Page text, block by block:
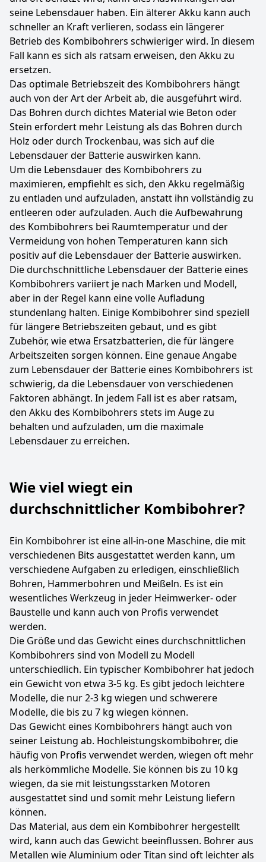
seine Lebensdauer haben. Ein älterer Akku kann auch
schneller an Kraft verlieren, sodass ein längerer
Betrieb des Kombibohrers schwieriger wird. In diesem
Fall kann es sich als ratsam erweisen, den Akku zu
ersetzen.
Das optimale Betriebszeit des Kombibohrers hängt
auch von der Art der Arbeit ab, die ausgeführt wird.
Das Bohren durch dichtes Material wie Beton oder
Stein erfordert mehr Leistung als das Bohren durch
Holz oder durch Trockenbau, was sich auf die
Lebensdauer der Batterie auswirken kann.
Um die Lebensdauer des Kombibohrers zu
maximieren, empfiehlt es sich, den Akku regelmäßig
zu entladen und aufzuladen, anstatt ihn vollständig zu
entleeren oder aufzuladen. Auch die Aufbewahrung
des Kombibohrers bei Raumtemperatur und der
Vermeidung von hohen Temperaturen kann sich
positiv auf die Lebensdauer der Batterie auswirken.
Die durchschnittliche Lebensdauer der Batterie eines
Kombibohrers variiert je nach Marken und Modell,
aber in der Regel kann eine volle Aufladung
stundenlang halten. Einige Kombibohrer sind speziell
für längere Betriebszeiten gebaut, und es gibt
Zubehör, wie etwa Ersatzbatterien, die für längere
Arbeitszeiten sorgen können. Eine genaue Angabe
zum Lebensdauer der Batterie eines Kombibohrers ist
schwierig, da die Lebensdauer von verschiedenen
Faktoren abhängt. In jedem Fall ist es aber ratsam,
den Akku des Kombibohrers stets im Auge zu
behalten und aufzuladen, um die maximale
Lebensdauer zu erreichen.
Wie viel wiegt ein
durchschnittlicher Kombibohrer?
Ein Kombibohrer ist eine all-in-one Maschine, die mit
verschiedenen Bits ausgestattet werden kann, um
verschiedene Aufgaben zu erledigen, einschließlich
Bohren, Hammerbohren und Meißeln. Es ist ein
wesentliches Werkzeug in jeder Heimwerker- oder
Baustelle und kann auch von Profis verwendet
werden.
Die Größe und das Gewicht eines durchschnittlichen
Kombibohrers sind von Modell zu Modell
unterschiedlich. Ein typischer Kombibohrer hat jedoch
ein Gewicht von etwa 3-5 kg. Es gibt jedoch leichtere
Modelle, die nur 2-3 kg wiegen und schwerere
Modelle, die bis zu 7 kg wiegen können.
Das Gewicht eines Kombibohrers hängt auch von
seiner Leistung ab. Hochleistungskombibohrer, die
häufig von Profis verwendet werden, wiegen oft mehr
als herkömmliche Modelle. Sie können bis zu 10 kg
wiegen, da sie mit leistungsstarken Motoren
ausgestattet sind und somit mehr Leistung liefern
können.
Das Material, aus dem ein Kombibohrer hergestellt
wird, kann auch das Gewicht beeinflussen. Bohrer aus
Metallen wie Aluminium oder Titan sind oft leichter als